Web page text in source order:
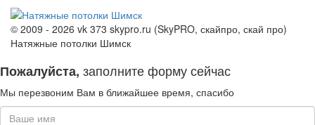
© 2009 - 2026 vk 373 skypro.ru (SkyPRO, скайпро, скай про)
Натяжные потолки Шимск
Пожалуйста, заполните форму сейчас
Мы перезвоним Вам в ближайшее время, спасибо